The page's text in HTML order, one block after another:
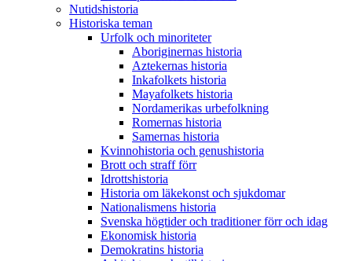
Nutidshistoria
Historiska teman
Urfolk och minoriteter
Aboriginernas historia
Aztekernas historia
Inkafolkets historia
Mayafolkets historia
Nordamerikas urbefolkning
Romernas historia
Samernas historia
Kvinnohistoria och genushistoria
Brott och straff förr
Idrottshistoria
Historia om läkekonst och sjukdomar
Nationalismens historia
Svenska högtider och traditioner förr och idag
Ekonomisk historia
Demokratins historia